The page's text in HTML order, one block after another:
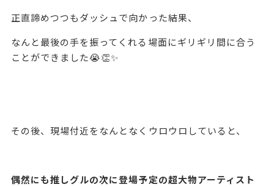
正直諦めつつもダッシュで向かった結果、
なんと最後の手を振ってくれる場面にギリギリ間に合う
ことができました😭👏✨
その後、現場付近をなんとなくウロウロしていると、
偶然にも推しグルの次に登場予定の超大物アーティスト